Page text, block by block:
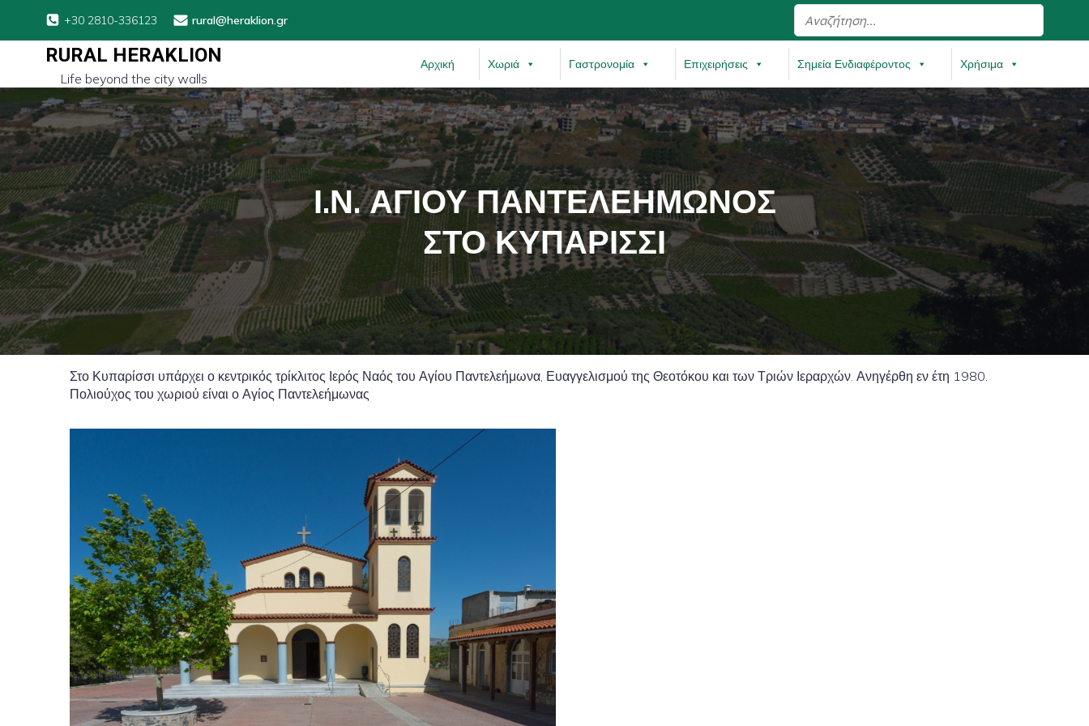
+30 2810-336123 rural@heraklion.gr
RURAL HERAKLION
Life beyond the city walls
Αρχική Χωριά Γαστρονομία Επιχειρήσεις Σημεία Ενδιαφέροντος Χρήσιμα
Ι.Ν. ΑΓΙΟΥ ΠΑΝΤΕΛΕΗΜΩΝΟΣ
ΣΤΟ ΚΥΠΑΡΙΣΣΙ
Στο Κυπαρίσσι υπάρχει ο κεντρικός τρίκλιτος Ιερός Ναός του Αγίου Παντελεήμωνα, Ευαγγελισμού της Θεοτόκου και των Τριών Ιεραρχών. Ανηγέρθη εν έτη 1980.
Πολιούχος του χωριού είναι ο Αγίος Παντελεήμωνας